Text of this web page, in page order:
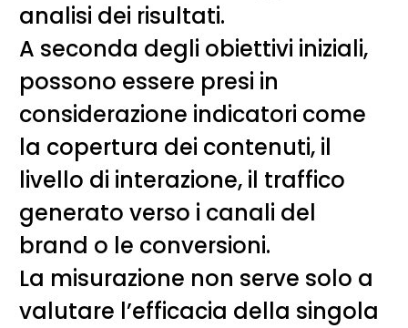
analisi dei risultati.
A seconda degli obiettivi iniziali,
possono essere presi in
considerazione indicatori come
la copertura dei contenuti, il
livello di interazione, il traffico
generato verso i canali del
brand o le conversioni.
La misurazione non serve solo a
valutare l’efficacia della singola